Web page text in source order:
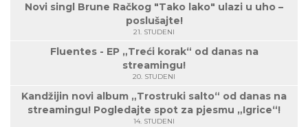
Novi singl Brune Račkog "Tako lako" ulazi u uho –
poslušajte!
21. STUDENI
Fluentes - EP „Treći korak“ od danas na
streamingu!
20. STUDENI
Kandžijin novi album „Trostruki salto“ od danas na
streamingu! Pogledajte spot za pjesmu „Igrice“!
14. STUDENI